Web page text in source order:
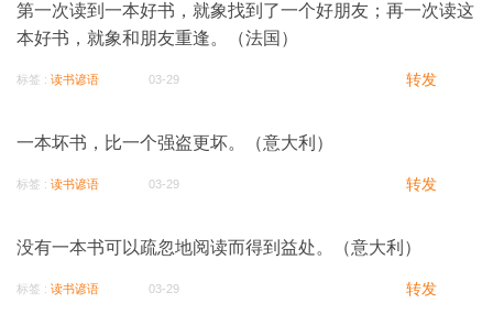
第一次读到一本好书，就象找到了一个好朋友；再一次读这
本好书，就象和朋友重逢。（法国）
标签 : 读书谚语 03-29 转发
一本坏书，比一个强盗更坏。（意大利）
标签 : 读书谚语 03-29 转发
没有一本书可以疏忽地阅读而得到益处。（意大利）
标签 : 读书谚语 03-29 转发